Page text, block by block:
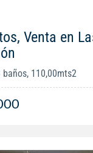
Venta en
110,00mts2